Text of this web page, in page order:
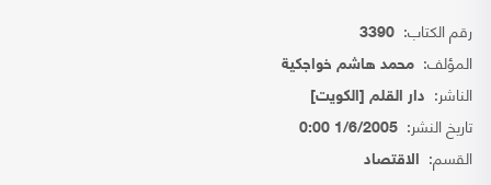
رقم الكتاب: 3390
المؤلف: محمد هاشم خواجكية
الناشر: دار القلم [الكويت]
تاريخ النشر: 1/6/2005 0:00
القسم: الاقتصاد